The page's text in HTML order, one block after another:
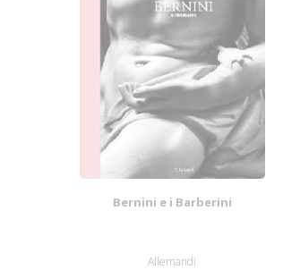
Bernini e i Barberini
Allemandi